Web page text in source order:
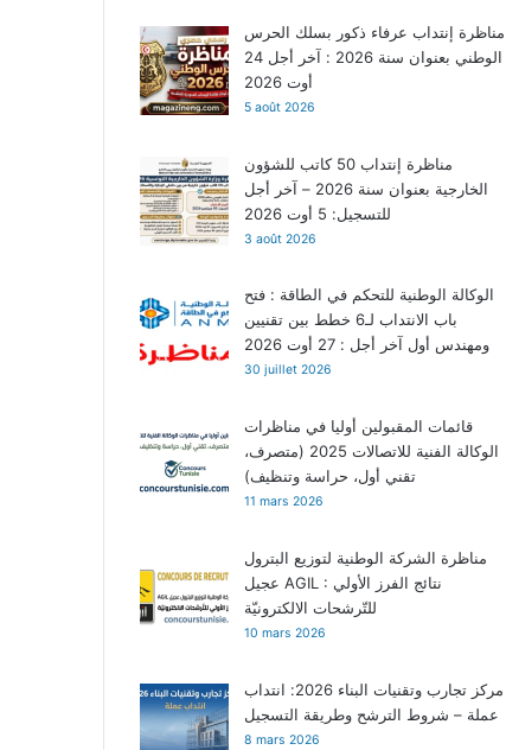
مناظرة إنتداب عرفاء ذكور بسلك الحرس
الوطني بعنوان سنة 2026 : آخر أجل 24
أوت 2026
5 août 2026
مناظرة إنتداب 50 كاتب للشؤون
الخارجية بعنوان سنة 2026 – آخر أجل
للتسجيل: 5 أوت 2026
3 août 2026
الوكالة الوطنية للتحكم في الطاقة : فتح
باب الانتداب لـ6 خطط بين تقنيين
ومهندس أول آخر أجل : 27 أوت 2026
30 juillet 2026
قائمات المقبولين أوليا في مناظرات
الوكالة الفنية للاتصالات 2025 (متصرف،
تقني أول، حراسة وتنظيف)
11 mars 2026
مناظرة الشركة الوطنية لتوزيع البترول
عجيل AGIL : نتائج الفرز الأولي
للتّرشحات الالكترونيّة
10 mars 2026
مركز تجارب وتقنيات البناء 2026: انتداب
عملة – شروط الترشح وطريقة التسجيل
8 mars 2026